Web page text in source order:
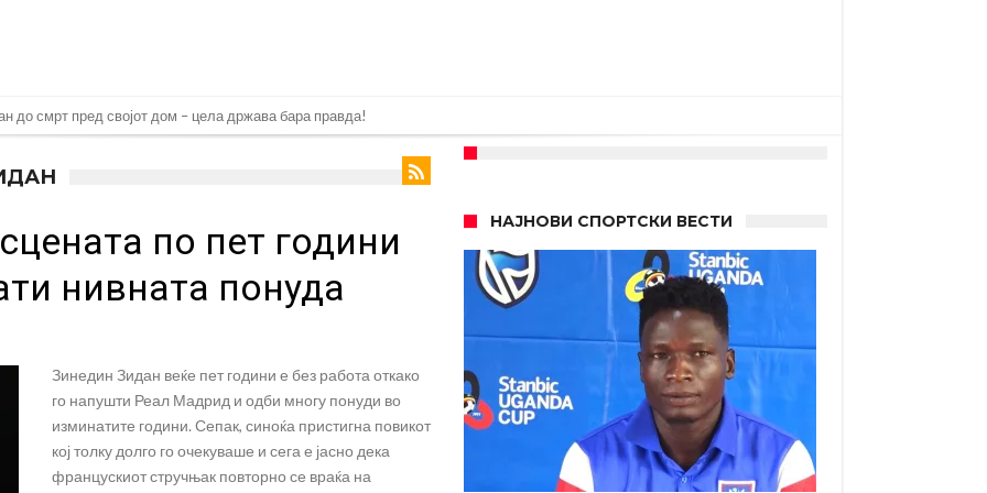
што се чекаше со недели: Винисиус Жуниор одлучи!
ѕвезда на Челси откри мрачна тајна на фудбалот
планираше да создаде Суперлига на ФИФА?
Алварез го направи тоа што беше неизбежно
прегледи во Арсенал
во тимот на Интер Мајами
Торес
на Инстаграм откако Реал му понуди нов договор
по пет години
нивната понуда
Зинедин Зидан веќе пет години е без работа откако
го напушти Реал Мадрид и одби многу понуди во
изминатите години. Сепак, синоќа пристигна повикот
кој толку долго го очекуваше и сега е јасно дека
францускиот стручњак повторно се враќа на
НАЈНОВИ СПОРТСКИ ВЕСТИ